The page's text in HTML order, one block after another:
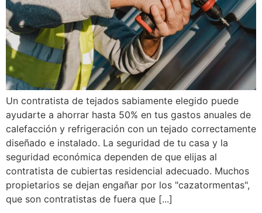
Un contratista de tejados sabiamente elegido puede
ayudarte a ahorrar hasta 50% en tus gastos anuales de
calefacción y refrigeración con un tejado correctamente
diseñado e instalado. La seguridad de tu casa y la
seguridad económica dependen de que elijas al
contratista de cubiertas residencial adecuado. Muchos
propietarios se dejan engañar por los "cazatormentas",
que son contratistas de fuera que [...]